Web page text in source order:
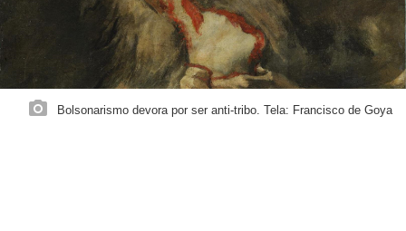
Bolsonarismo devora por ser anti-tribo. Tela: Francisco de Goya